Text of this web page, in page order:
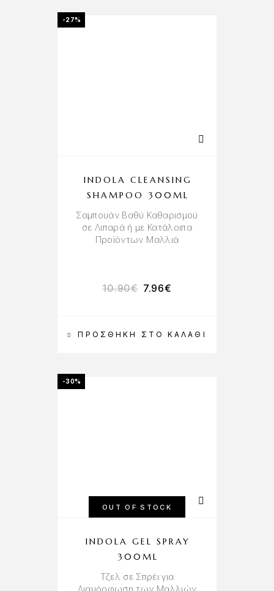
-27%
ΠΡΟΣΘΉΚΗ ΣΤΟ ΚΑΛΆΘΙ
INDOLA CLEANSING
SHAMPOO 300ML
Σαμπουάν Βαθύ Καθαρισμού
σε Λιπαρά ή με Κατάλοιπα
Προϊόντων Μαλλιά
10.90€ 7.96€
-30%
OUT OF STOCK
INDOLA GEL SPRAY
300ML
Τζελ σε Σπρέι για
Διαμόρφωση των Μαλλιών